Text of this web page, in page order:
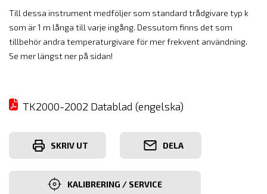
Till dessa instrument medföljer som standard trådgivare typ k
som är 1 m långa till varje ingång. Dessutom finns det som
tillbehör andra temperaturgivare för mer frekvent användning.
Se mer längst ner på sidan!
TK2000-2002 Datablad (engelska)
SKRIV UT DELA
KALIBRERING / SERVICE